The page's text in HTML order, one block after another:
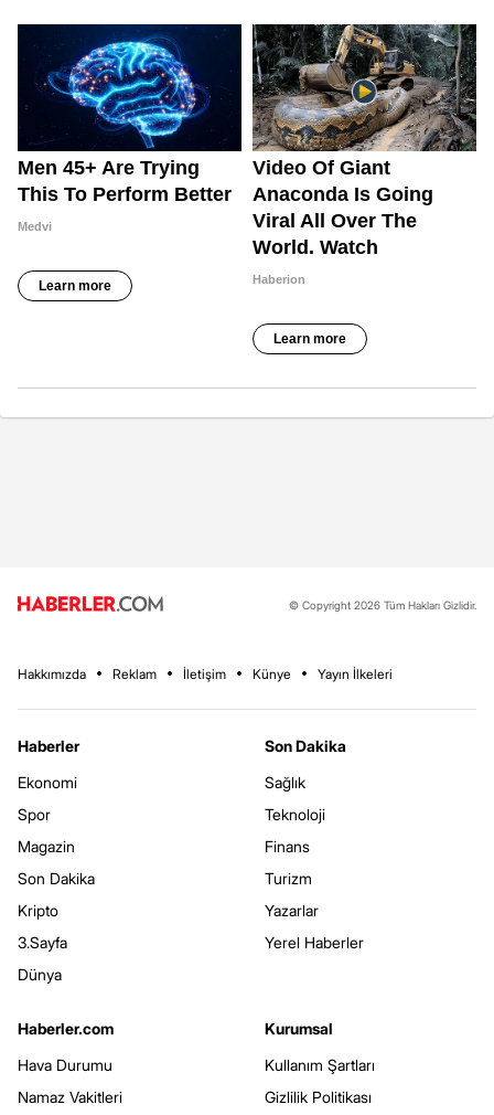
© Copyright 2026 Tüm Hakları Gizlidir.
Hakkımızda Reklam İletişim Künye Yayın İlkeleri
Haberler
Ekonomi
Spor
Magazin
Son Dakika
Kripto
3.Sayfa
Dünya
Son Dakika
Sağlık
Teknoloji
Finans
Turizm
Yazarlar
Yerel Haberler
Haberler.com
Hava Durumu
Namaz Vakitleri
Kurumsal
Kullanım Şartları
Gizlilik Politikası